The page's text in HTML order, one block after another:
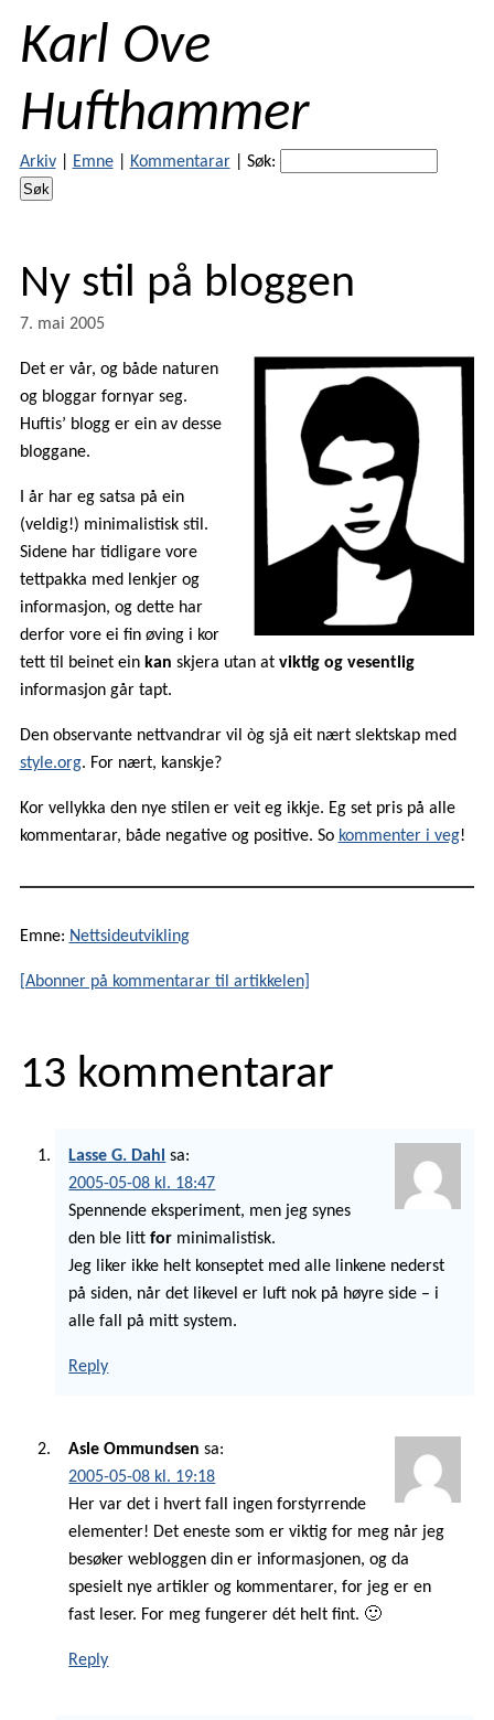
Karl Ove
Hufthammer
Arkiv| Emne| Kommentarar| Søk:
Ny stil på bloggen
7. mai 2005
Det er vår, og både naturen
og bloggar fornyar seg.
Huftis’ blogg er ein av desse
bloggane.
I år har eg satsa på ein
(veldig!) minimalistisk stil.
Sidene har tidligare vore
tettpakka med lenkjer og
informasjon, og dette har
derfor vore ei fin øving i kor
tett til beinet ein kan skjera utan at viktig og vesentlig
informasjon går tapt.
Den observante nettvandrar vil òg sjå eit nært slektskap med
style.org. For nært, kanskje?
Kor vellykka den nye stilen er veit eg ikkje. Eg set pris på alle
kommentarar, både negative og positive. So kommenter i veg!
Emne: Nettsideutvikling
[Abonner på kommentarar til artikkelen]
13 kommentarar
Lasse G. Dahl sa:
2005-05-08 kl. 18:47
Spennende eksperiment, men jeg synes
den ble littfor minimalistisk.
Jeg liker ikke helt konseptet med alle linkene nederst
på siden, når det likevel er luft nok på høyre side – i
alle fall på mitt system.
Reply
Asle Ommundsen sa:
2005-05-08 kl. 19:18
Her var det i hvert fall ingen forstyrrende
elementer! Det eneste som er viktig for meg når jeg
besøker webloggen din er informasjonen, og da
spesielt nye artikler og kommentarer, for jeg er en
fast leser. For meg fungerer dét helt fint. 🙂
Reply